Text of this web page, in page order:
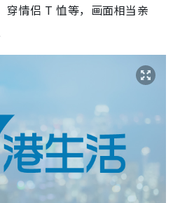
穿情侣 T 恤等，画面相当亲